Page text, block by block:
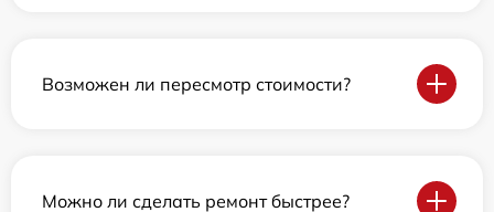
Возможен ли пересмотр стоимости?
Можно ли сделать ремонт быстрее?